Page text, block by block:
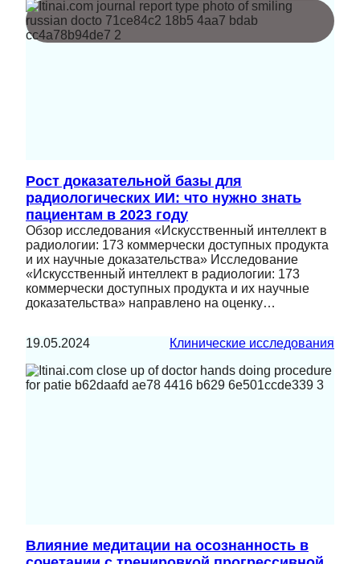
Рост доказательной базы для
радиологических ИИ: что нужно знать
пациентам в 2023 году
Обзор исследования «Искусственный интеллект в
радиологии: 173 коммерчески доступных продукта
и их научные доказательства» Исследование
«Искусственный интеллект в радиологии: 173
коммерчески доступных продукта и их научные
доказательства» направлено на оценку…
19.05.2024 Клинические исследования
Влияние медитации на осознанность в